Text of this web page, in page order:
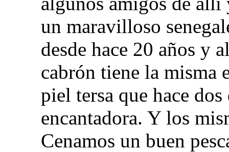
un maravilloso
desde hace 20 años y
cabrón tiene la misma
piel tersa que hace
encantadora. Y los
Cenamos un buen